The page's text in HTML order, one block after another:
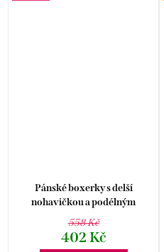
Pánské boxerky s delší
nohavičkou a podélným
proužkem vzor 206P Fabio
558 Kč
402 Kč